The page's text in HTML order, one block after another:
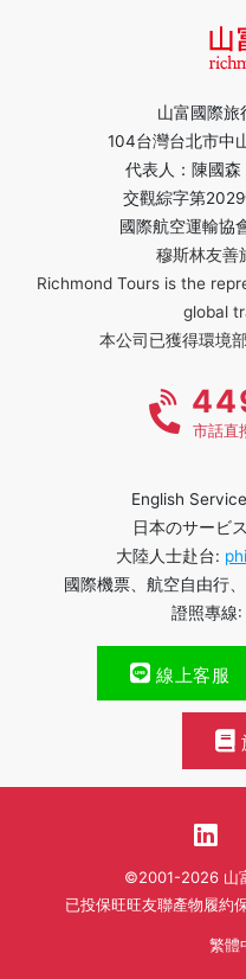
山富國際旅
104台灣台北市中
代表人：陳國
交觀綜字第
國際航空運輸協
穆斯林友善
Richmond Tours is the
global
本公司已獲得環境
市話直
English
日本のサービ
大陸人士赴台:
國際機票、航空自由行
證照專線
線上客服
©2001-2026 山
已投保旺旺友聯產物履約
繁體